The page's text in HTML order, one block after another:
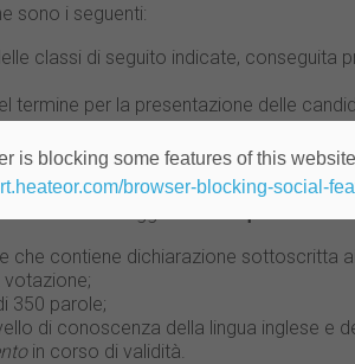
sono i seguenti:
classi di seguito indicate, conseguita
termine per la presentazione delle
e documentazione richiesta
email con oggetto
che contiene dichiarazione sottoscritta
350 parole;
di conoscenza della lingua inglese e
in corso di validità.
is blocking some features of this
browser-blocking-social-